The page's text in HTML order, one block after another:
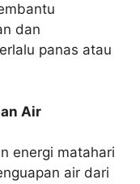
dan
panas atau
Air
energi matahari
air dari